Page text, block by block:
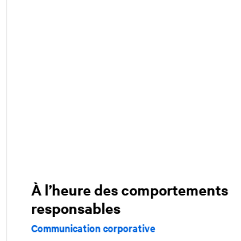
À l’heure des comportements
responsables
Communication corporative